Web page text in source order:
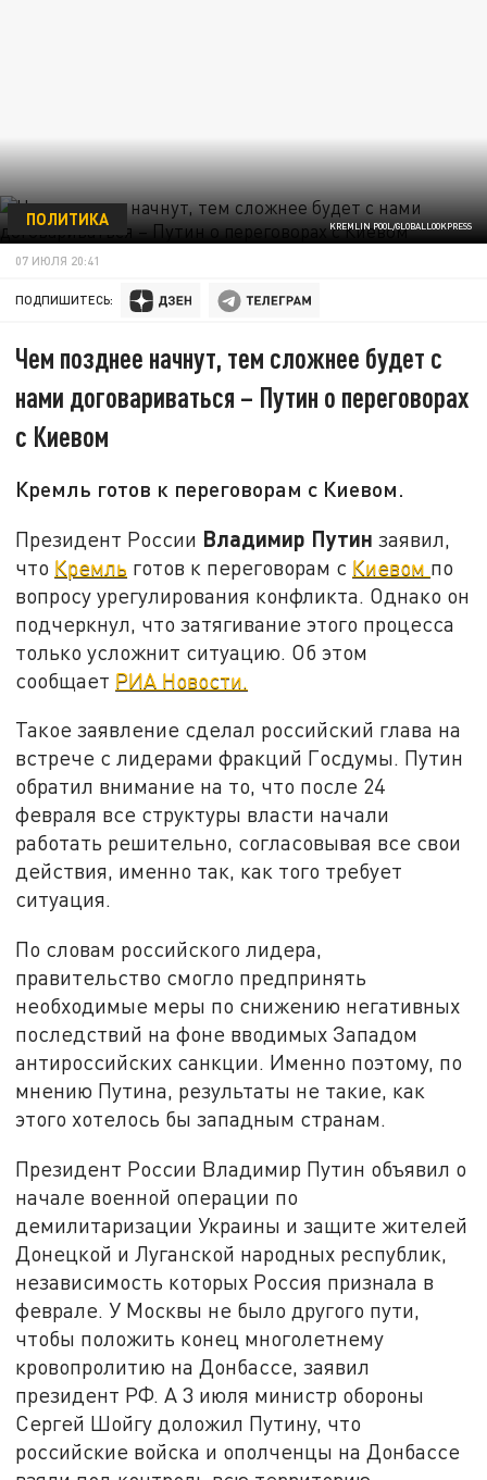
KREMLIN POOL/GLOBALLOOKPRESS
ПОЛИТИКА
07 ИЮЛЯ 20:41
ПОДПИШИТЕСЬ:
Чем позднее начнут, тем сложнее будет с
нами договариваться – Путин о переговорах
с Киевом
Кремль готов к переговорам с Киевом.
Президент России Владимир Путин заявил,
что Кремль готов к переговорам с Киевом по
вопросу урегулирования конфликта. Однако он
подчеркнул, что затягивание этого процесса
только усложнит ситуацию. Об этом
сообщает РИА Новости.
Такое заявление сделал российский глава на
встрече с лидерами фракций Госдумы. Путин
обратил внимание на то, что после 24
февраля все структуры власти начали
работать решительно, согласовывая все свои
действия, именно так, как того требует
ситуация.
По словам российского лидера,
правительство смогло предпринять
необходимые меры по снижению негативных
последствий на фоне вводимых Западом
антироссийских санкции. Именно поэтому, по
мнению Путина, результаты не такие, как
этого хотелось бы западным странам.
Президент России Владимир Путин объявил о
начале военной операции по
демилитаризации Украины и защите жителей
Донецкой и Луганской народных республик,
независимость которых Россия признала в
феврале. У Москвы не было другого пути,
чтобы положить конец многолетнему
кровопролитию на Донбассе, заявил
президент РФ. А 3 июля министр обороны
Сергей Шойгу доложил Путину, что
российские войска и ополченцы на Донбассе